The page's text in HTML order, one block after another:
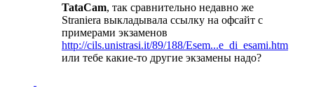
TataCam, так сравнительно недавно же
Straniera выкладывала ссылку на офсайт с
примерами экзаменов
http://cils.unistrasi.it/89/188/Esem...e_di_esami.htm
или тебе какие-то другие экзамены надо?